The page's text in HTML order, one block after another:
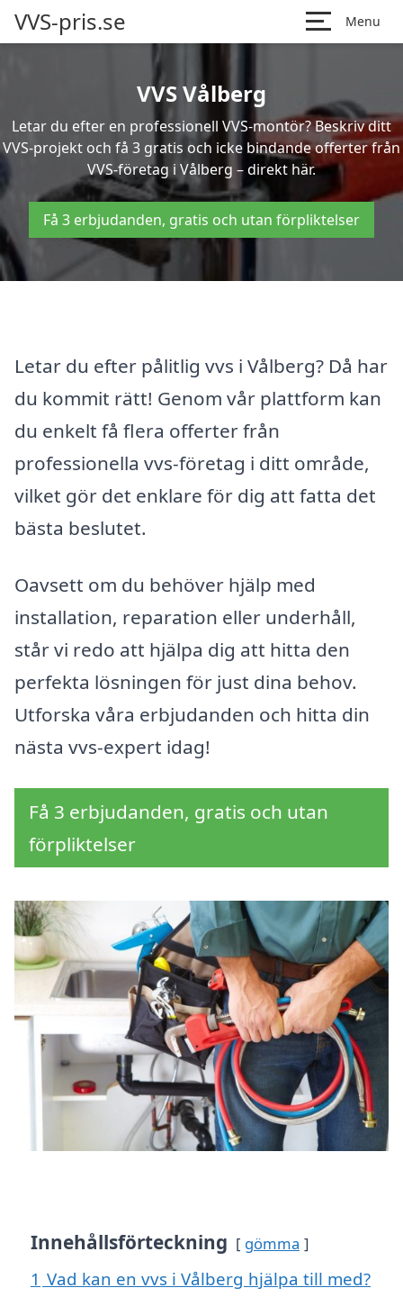
VVS-pris.se Menu
VVS Vålberg
Letar du efter en professionell VVS-montör? Beskriv ditt
VVS-projekt och få 3 gratis och icke bindande offerter från
VVS-företag i Vålberg – direkt här.
Få 3 erbjudanden, gratis och utan förpliktelser
Letar du efter pålitlig vvs i Vålberg? Då har
du kommit rätt! Genom vår plattform kan
du enkelt få flera offerter från
professionella vvs-företag i ditt område,
vilket gör det enklare för dig att fatta det
bästa beslutet.
Oavsett om du behöver hjälp med
installation, reparation eller underhåll,
står vi redo att hjälpa dig att hitta den
perfekta lösningen för just dina behov.
Utforska våra erbjudanden och hitta din
nästa vvs-expert idag!
Få 3 erbjudanden, gratis och utan
förpliktelser
Innehållsförteckning gömma
1 Vad kan en vvs i Vålberg hjälpa till med?